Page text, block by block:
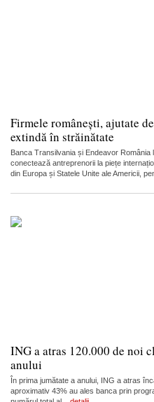
Firmele românești, ajutate
extindă în străinătate
Banca Transilvania și Endeavor
conectează antreprenorii la piețe
din Europa și Statele Unite ale Americii,
ING a atras 120.000 de noi
anului
În prima jumătate a anului, ING a atras
aproximativ 43% au ales banca prin